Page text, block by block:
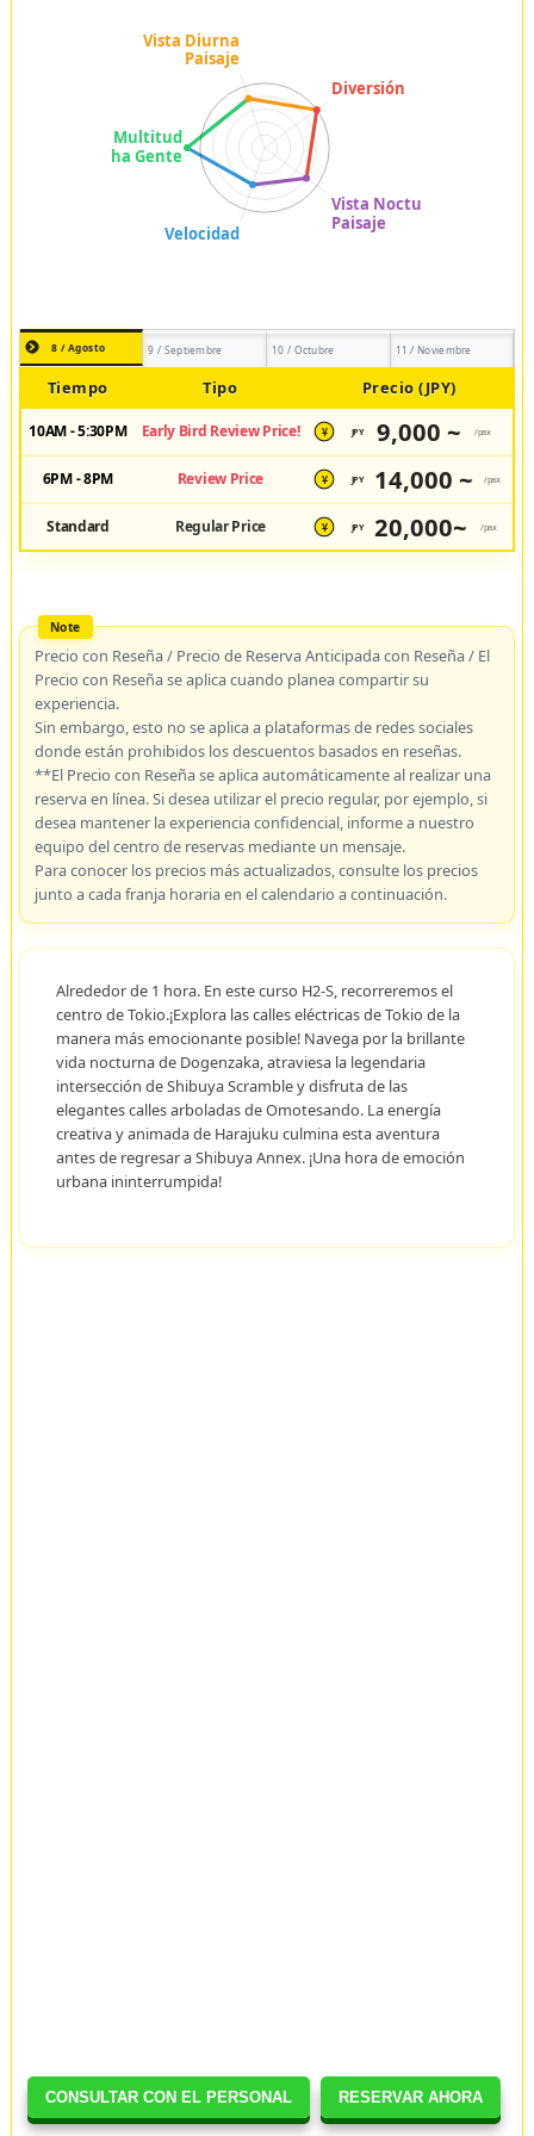
CONSULTAR CON EL PERSONAL RESERVAR AHORA
8 / Agosto 9 / Septiembre 10 / Octubre 11 / Noviembre
Tiempo Tipo Precio (JPY)
10AM - 5:30PM Early Bird Review Price! ¥ JPY 9,000 ~ /pax
6PM - 8PM Review Price ¥ JPY 14,000 ~ /pax
Standard Regular Price ¥ JPY 20,000~ /pax
Precio con Reseña / Precio de Reserva Anticipada con Reseña / El
Precio con Reseña se aplica cuando planea compartir su
experiencia.
Sin embargo, esto no se aplica a plataformas de redes sociales
donde están prohibidos los descuentos basados en reseñas.
**El Precio con Reseña se aplica automáticamente al realizar una
reserva en línea. Si desea utilizar el precio regular, por ejemplo, si
desea mantener la experiencia confidencial, informe a nuestro
equipo del centro de reservas mediante un mensaje.
Para conocer los precios más actualizados, consulte los precios
junto a cada franja horaria en el calendario a continuación.
Alrededor de 1 hora. En este curso H2-S, recorreremos el
centro de Tokio.¡Explora las calles eléctricas de Tokio de la
manera más emocionante posible! Navega por la brillante
vida nocturna de Dogenzaka, atraviesa la legendaria
intersección de Shibuya Scramble y disfruta de las
elegantes calles arboladas de Omotesando. La energía
creativa y animada de Harajuku culmina esta aventura
antes de regresar a Shibuya Annex. ¡Una hora de emoción
urbana ininterrumpida!